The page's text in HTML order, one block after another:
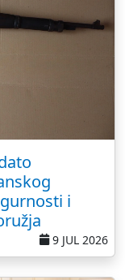
i
9 JUL 2026